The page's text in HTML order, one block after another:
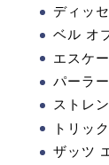
ディッ
ベル オ
エスケ
パーラ
ストレ
トリッ
ザッツ